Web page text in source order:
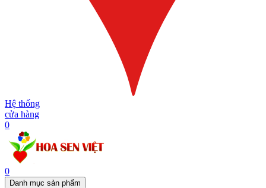
Hệ thống
cửa hàng
0
0
Danh mục sản phẩm